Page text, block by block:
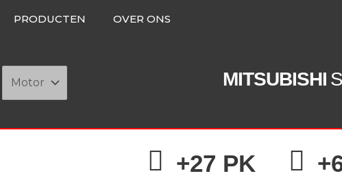
PRODUCTEN OVER ONS
MITSUBISHI
+27 PK